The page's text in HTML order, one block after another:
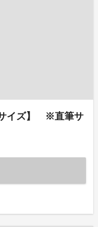
サイズ】 ※直筆サ